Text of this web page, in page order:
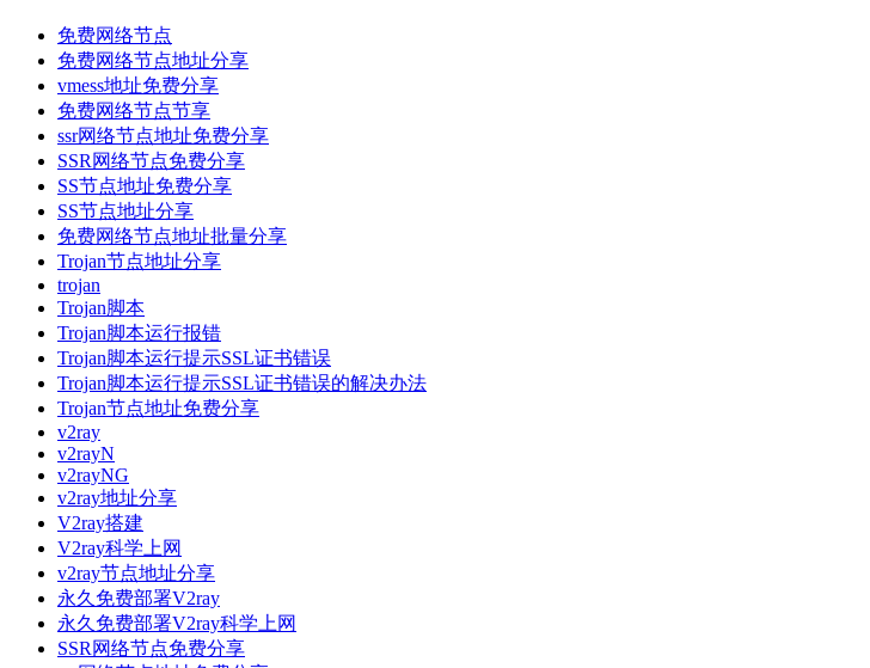
免费网络节点
免费网络节点地址分享
vmess地址免费分享
免费网络节点节享
ssr网络节点地址免费分享
SSR网络节点免费分享
SS节点地址免费分享
SS节点地址分享
免费网络节点地址批量分享
Trojan节点地址分享
trojan
Trojan脚本
Trojan脚本运行报错
Trojan脚本运行提示SSL证书错误
Trojan脚本运行提示SSL证书错误的解决办法
Trojan节点地址免费分享
v2ray
v2rayN
v2rayNG
v2ray地址分享
V2ray搭建
V2ray科学上网
v2ray节点地址分享
永久免费部署V2ray
永久免费部署V2ray科学上网
SSR网络节点免费分享